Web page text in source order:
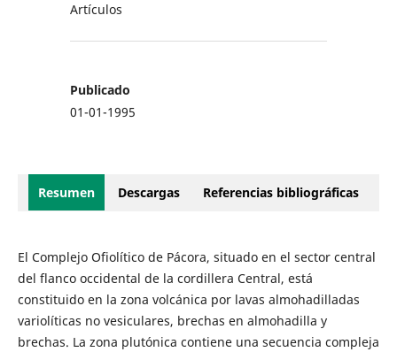
Artículos
Publicado
01-01-1995
Resumen Descargas Referencias bibliográficas
El Complejo Ofiolítico de Pácora, situado en el sector central
del flanco occidental de la cordillera Central, está
constituido en la zona volcánica por lavas almohadilladas
variolíticas no vesiculares, brechas en almohadilla y
brechas. La zona plutónica contiene una secuencia compleja